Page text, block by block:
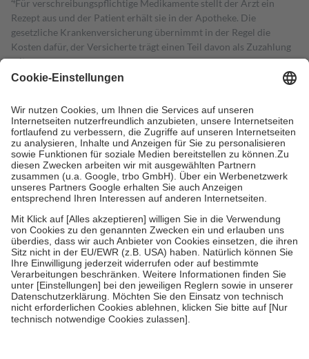
Für verschreibungspflichtige Medikamente stellt der Arzt ein
Rezept aus und der Patient erhält sie in der Apotheke. Die
gesetzliche Krankenversicherung übernimmt in der Regel die
Kosten dafür, der Versicherte trägt einen Teil davon als Zuzahlung
mit.
Grundsätzlich leisten Mitglieder Zuzahlungen in Höhe von zehn
höchstens zehn Euro.
Es sind jedoch nie mehr als die tatsächlichen
Kosten der Leistung zu entrichten.
Diese Regeln gelten grundsätzlich auch für Online-Apotheken.
Bei Heilmitteln und häuslicher Krankenpflege beträgt die
Zuzahlung zehn Prozent der Kosten sowie zehn Euro je
Verordnung.
Um das Engagement der Versicherten für ihre eigene Gesundheit zu
stärken und die besondere Stellung der Familie zu unterstützen,
fallenkeine Zuzahlungenan bei:
• Kindern und Jugendlichen bis zum vollendeten 18. Lebensjahr
mit Ausnahme der Fahrkosten
• Untersuchungen zur Vorsorge und Früherkennung, die von der
GKV getragen werden
• empfohlenen Schutzimpfungen
• Harn- und Blutteststreifen